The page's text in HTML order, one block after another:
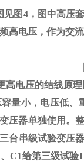
见图 4，图中高压
高电压，作为交
高电压的结线原
量小，电压低
压器单独使用。
台串级试验变压
、C1给第三级试验I